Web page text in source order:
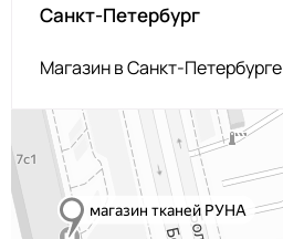
Санкт-Петербург
Магазин в Санкт-Петербурге